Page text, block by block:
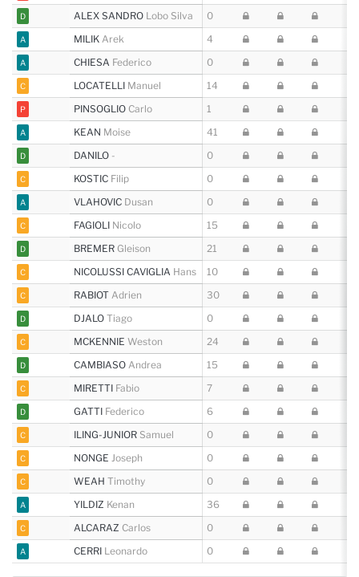
D ALEX SANDRO Lobo Silva 0
A MILIKArek 4
A CHIESA Federico 0
C LOCATELLI Manuel 14
P PINSOGLIO Carlo 1
A KEAN Moise 41
D DANILO - 0
C KOSTIC Filip 0
A VLAHOVIC Dusan 0
C FAGIOLI Nicolo 15
D BREMER Gleison 21
C NICOLUSSI CAVIGLIA Hans 10
C RABIOTAdrien 30
D DJALOTiago 0
C MCKENNIEWeston 24
D CAMBIASOAndrea 15
C MIRETTI Fabio 7
D GATTI Federico 6
C ILING-JUNIOR Samuel 0
C NONGEJoseph 0
C WEAHTimothy 0
A YILDIZ Kenan 36
C ALCARAZ Carlos 0
A CERRI Leonardo 0